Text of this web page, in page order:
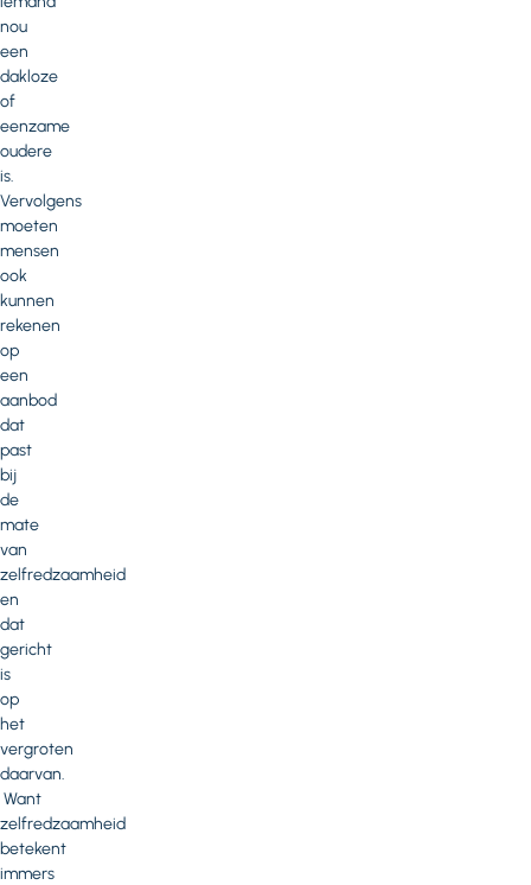
nou
een
dakloze
of
eenzame
oudere
is.
Vervolgens
moeten
mensen
ook
kunnen
rekenen
op
een
aanbod
dat
past
bij
de
mate
van
zelfredzaamheid
en
dat
gericht
is
op
het
vergroten
daarvan.
Want
zelfredzaamheid
betekent
immers